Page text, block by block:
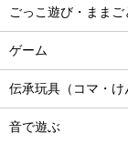
ごっこ遊び・ままご
ゲーム
伝承玩具（コマ・け
音で遊ぶ